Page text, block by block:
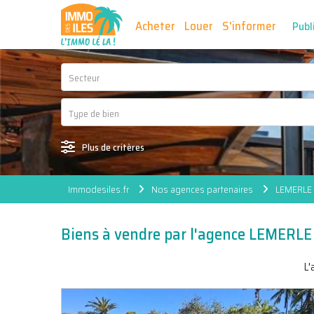
Acheter Louer S'informer
Secteur
Plus de critères
Immodesiles.fr Nos agences partenaires
Biens à vendre par l'agence